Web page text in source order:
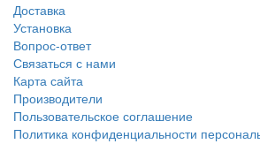
Доставка
Установка
Вопрос-ответ
Связаться с нами
Карта сайта
Производители
Пользовательское соглашение
Политика конфиденциальности